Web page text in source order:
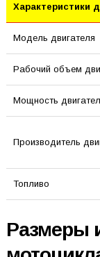
Характеристики
Модель двигателя
Рабочий объем
Мощность
Производитель
Топливо
Размеры